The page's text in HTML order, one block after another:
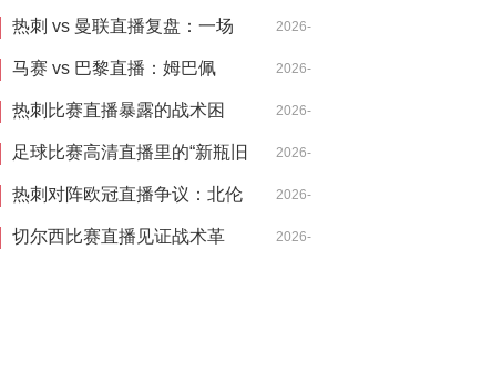
急
VAR，是守护公正还是扼杀激
情？
04-14
热刺 vs 曼联直播复盘：一场
被VAR切割的战术博弈，麦迪
逊导演逆转
2026-
04-18
马赛 vs 巴黎直播：姆巴佩
的“散步”是战术毒药还是天才
特权？
2026-
04-14
热刺比赛直播暴露的战术困
局：控球率七成却输得没脾气
2026-
04-21
足球比赛高清直播里的“新瓶旧
酒”：当哈兰德遇见希勒，暴力
美学的数字革命
2026-
04-14
热刺对阵欧冠直播争议：北伦
敦德比之外的欧战暗战
2026-
04-30
切尔西比赛直播见证战术革 2026-